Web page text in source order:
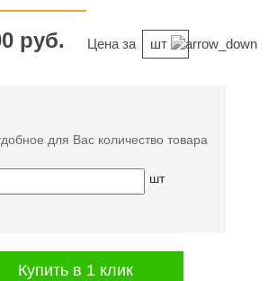
руб. Цена за шт
для Вас количество товара
шт
Купить в 1 клик